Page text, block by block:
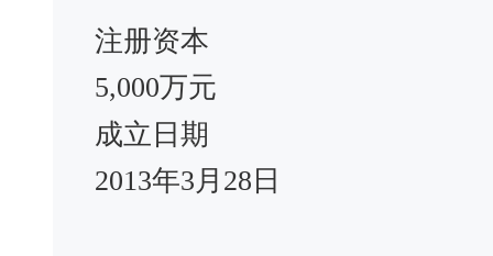
注册资本
5,000万元
成立日期
2013年3月28日